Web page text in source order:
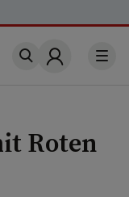
Account
Roten